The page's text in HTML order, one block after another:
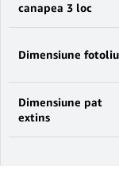
canapea 3 loc
Dimensiune fotoliu
Dimensiune pat
extins